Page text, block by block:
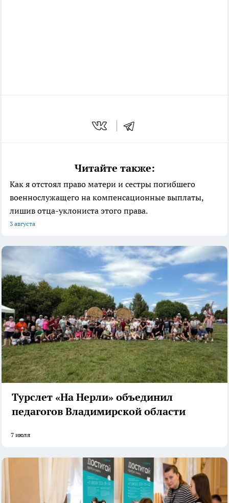
Читайте также:
Как я отстоял право матери и сестры погибшего
военнослужащего на компенсационные выплаты,
лишив отца-уклониста этого права.
3 августа
Турслет «На Нерли» объединил
педагогов Владимирской области
7 июля